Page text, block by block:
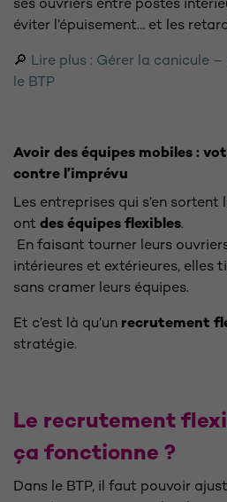
éviter l’épuisement… et les
🔎 Lire plus : Gérer la canicule
le BTP
Avoir des équipes mobiles :
contre l’imprévu
Les entreprises qui s’en
ont des équipes flexibles.
En faisant tourner leurs
intérieures et extérieures, elles
sans cramer leurs équipes.
Et c’est là qu’un recrutement
stratégie.
Le recrutement
ça fonctionne ?
Dans le BTP, il faut pouvoir